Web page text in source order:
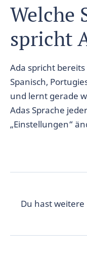
Welche
spricht
Ada spricht bereits
Spanisch,
und lernt gerade
Adas Sprache
„Einstellungen“
Du hast weitere